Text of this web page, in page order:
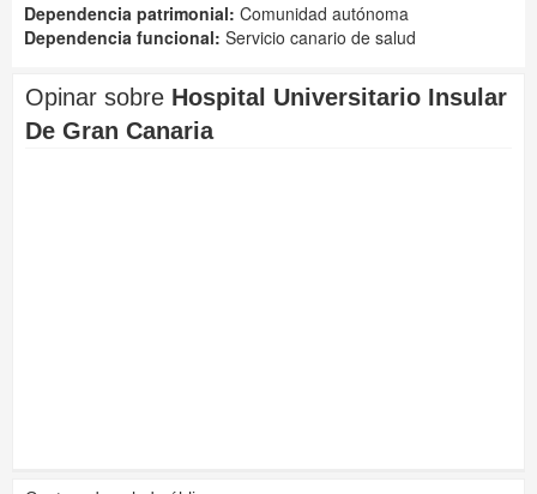
Dependencia patrimonial: Comunidad autónoma
Dependencia funcional: Servicio canario de salud
Opinar sobre Hospital Universitario Insular
De Gran Canaria